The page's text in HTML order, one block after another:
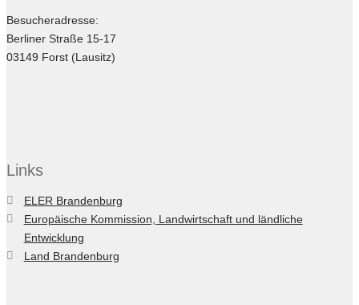
Besucheradresse:
Berliner Straße 15-17
03149 Forst (Lausitz)
Links
ELER Brandenburg
Europäische Kommission, Landwirtschaft und ländliche
Entwicklung
Land Brandenburg